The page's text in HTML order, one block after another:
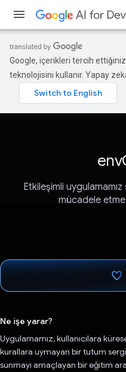
Google, içerikleri tercih
teknolojisini kullanır. Yapay
Etkileşimli
mücadele
Ne işe yarar?
Uygulamamız, kullanıcılara
kurallara uymayan bir tutum
sunmayı amaçlayan bir eğitim